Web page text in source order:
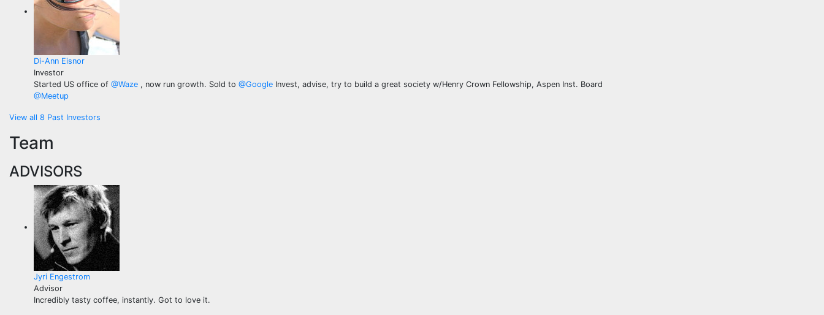
Di-Ann Eisnor
Investor
Started US office of @Waze , now run growth. Sold to @Google Invest, advise, try to build a great society w/Henry Crown Fellowship, Aspen Inst. Board
@Meetup
View all 8 Past Investors
Team
ADVISORS
Jyri Engestrom
Advisor
Incredibly tasty coffee, instantly. Got to love it.